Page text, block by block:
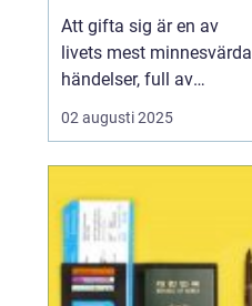
Att gifta sig är en av
livets mest minnesvärda
händelser, full av
känslomässiga
ögonblick och detaljer
planerade dagen
oförutsägbara. Här
kommer bröllopsfo...
02 augusti 2025